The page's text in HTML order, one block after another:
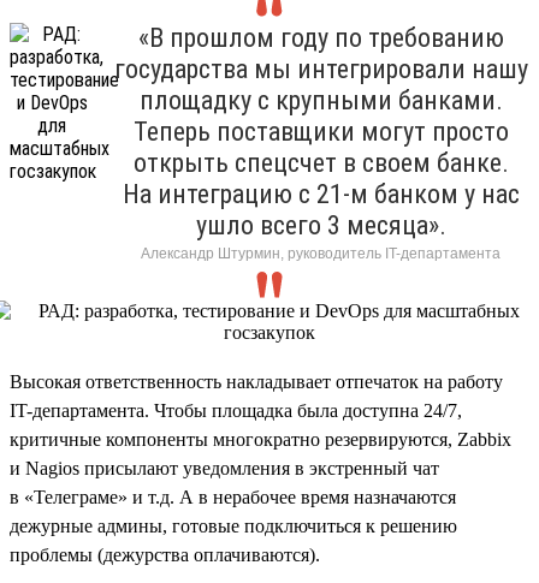
«В прошлом году по требованию
государства мы интегрировали нашу
площадку с крупными банками.
Теперь поставщики могут просто
открыть спецсчет в своем банке.
На интеграцию с 21-м банком у нас
ушло всего 3 месяца».
Александр Штурмин, руководитель IT-департамента
Высокая ответственность накладывает отпечаток на работу
IT-департамента. Чтобы площадка была доступна 24/7,
критичные компоненты многократно резервируются, Zabbix
и Nagios присылают уведомления в экстренный чат
в «Телеграме» и т.д. А в нерабочее время назначаются
дежурные админы, готовые подключиться к решению
проблемы (дежурства оплачиваются).